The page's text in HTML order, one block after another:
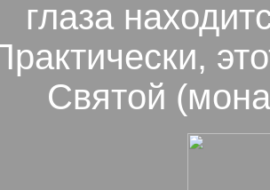
глаза
Святой